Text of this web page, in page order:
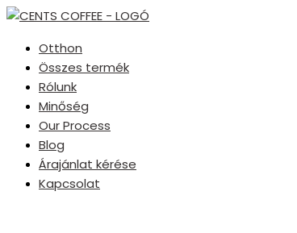
Otthon
Összes termék
Rólunk
Minőség
Our Process
Blog
Árajánlat kérése
Kapcsolat